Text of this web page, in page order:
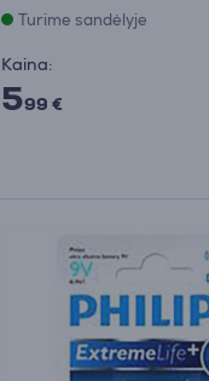
Turime sandėlyje
Kaina:
599 €